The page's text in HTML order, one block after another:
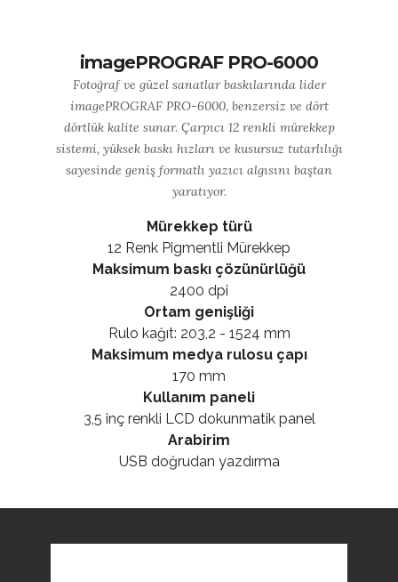
imagePROGRAF PRO-6000
Fotoğraf ve güzel sanatlar baskılarında lider
imagePROGRAF PRO-6000, benzersiz ve dört
dörtlük kalite sunar. Çarpıcı 12 renkli mürekkep
sistemi, yüksek baskı hızları ve kusursuz tutarlılığı
sayesinde geniş formatlı yazıcı algısını baştan
yaratıyor.
Mürekkep türü
12 Renk Pigmentli Mürekkep
Maksimum baskı çözünürlüğü
2400 dpi
Ortam genişliği
Rulo kağıt: 203,2 - 1524 mm
Maksimum medya rulosu çapı
170 mm
Kullanım paneli
3,5 inç renkli LCD dokunmatik panel
Arabirim
USB doğrudan yazdırma